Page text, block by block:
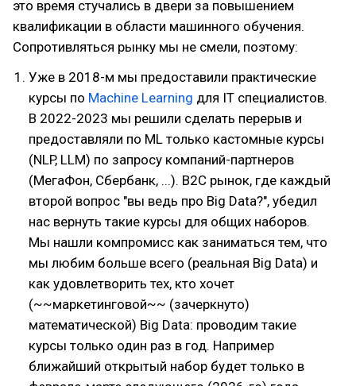
это время стучались в двери за повышением
квалификации в области машинного обучения.
Сопротивляться рынку мы не смели, поэтому:
Уже в 2018-м мы предоставили практические
курсы по Machine Learning для IT специалистов.
В 2022-2023 мы решили сделать перерыв и
предоставляли по ML только кастомные курсы
(NLP, LLM) по запросу компаний-партнеров
(МегаФон, Сбербанк, ...). B2C рынок, где каждый
второй вопрос "вы ведь про Big Data?", убедил
нас вернуть такие курсы для общих наборов.
Мы нашли компромисс как заниматься тем, что
мы любим больше всего (реальная Big Data) и
как удовлетворить тех, кто хочет
(~~маркетинговой~~ (зачеркнуто)
математической) Big Data: проводим такие
курсы только один раз в год. Например
ближайший открытый набор будет только в